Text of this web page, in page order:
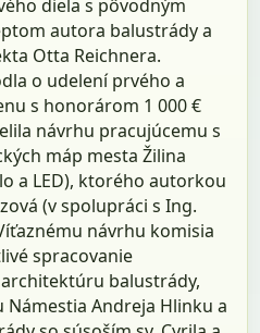
diela s pôvodným
autora balustrády a
Otta Reichnera.
o udelení prvého a
s honorárom 1 000 €
návrhu pracujúcemu s
máp mesta Žilina
a LED), ktorého autorkou
(v spolupráci s Ing.
návrhu komisia
spracovanie
balustrády,
Námestia Andreja Hlinku a